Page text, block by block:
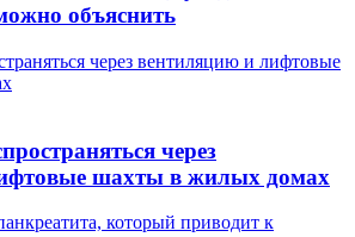
объяснить
через вентиляцию и лифтовые
через
шахты в жилых домах
который приводит к